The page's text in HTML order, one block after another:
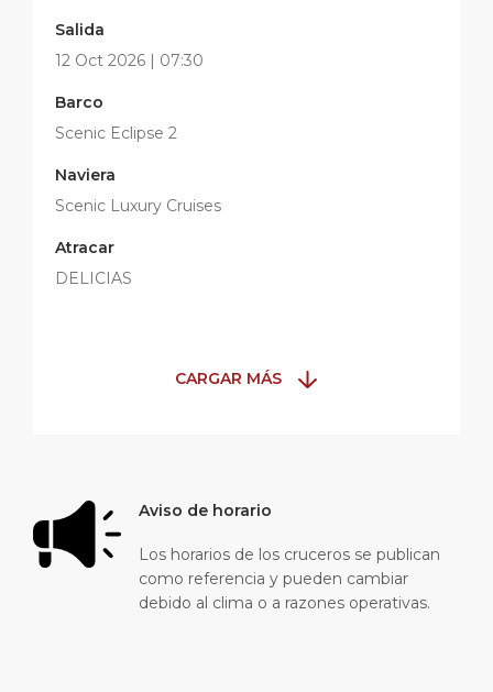
Salida
12 Oct 2026 | 07:30
Barco
Scenic Eclipse 2
Naviera
Scenic Luxury Cruises
Atracar
DELICIAS
CARGAR MÁS
Aviso de horario
Los horarios de los cruceros se publican
como referencia y pueden cambiar
debido al clima o a razones operativas.